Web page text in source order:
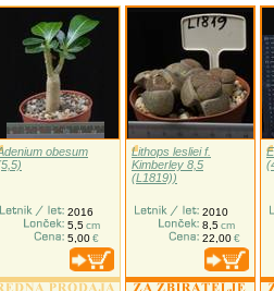
obesum
2016
5,5cm
5,00€
Lithops lesliei f.
Kimberley 8,5
(L1819))
2010
8,5cm
22,00€